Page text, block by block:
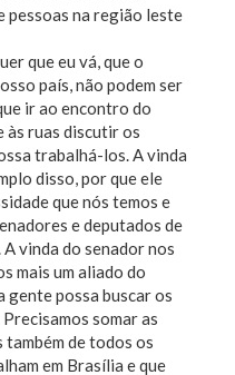
pessoas na região leste
que eu vá, que o
país, não podem ser
ir ao encontro do
às ruas discutir os
trabalhá-los. A vinda
disso, por que ele
que nós temos e
e deputados de
vinda do senador nos
mais um aliado do
gente possa buscar os
somar as
também de todos os
em Brasília e que